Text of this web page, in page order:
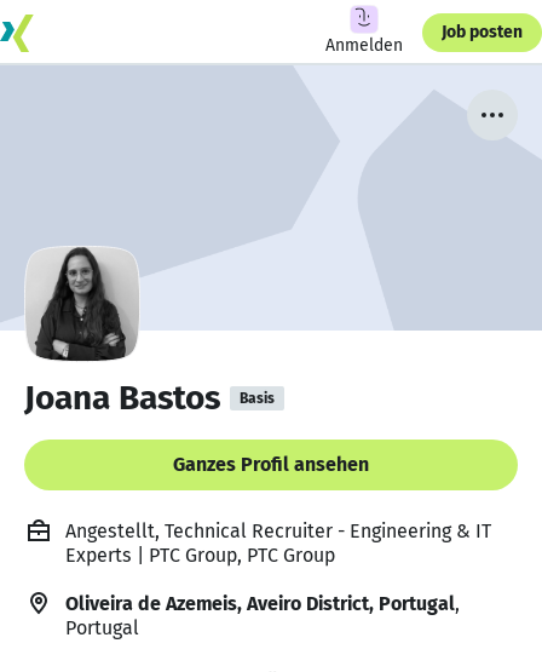
Anmelden
Job posten
Joana Bastos Basis
Ganzes Profil ansehen
Angestellt, Technical Recruiter - Engineering & IT
Experts | PTC Group, PTC Group
Oliveira de Azemeis, Aveiro District, Portugal,
Portugal